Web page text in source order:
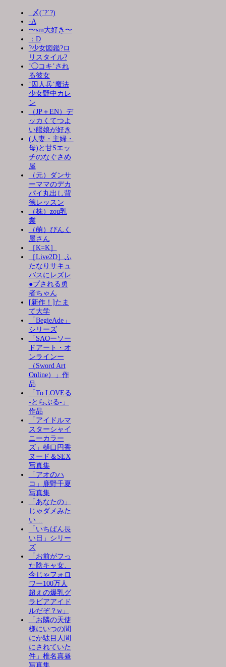
_〆(´?`?)
-A
〜sm大好き〜
：D
?少女図鑑?ロ
リスタイル?
’◯コキ’され
る彼女
’囚人兵’魔法
少女野中カレ
ン
（JP＋EN）デ
ッカくてつよ
い艦娘が好き
(人妻・主婦・
母)と甘Sエッ
チのなぐさめ
屋
（元）ダンサ
ーママのデカ
パイ丸出し背
徳レッスン
（株）zou乳
業
（萌）ぴんく
屋さん
［K=K］
［Live2D］ふ
たなりサキュ
バスにレズレ
●プされる勇
者ちゃん
[新作！]たま
て大学
「BegieAde」
シリーズ
「SAOーソー
ドアート・オ
ンラインー
（Sword Art
Online）」作
品
「To LOVEる
-とらぶる-」
作品
「アイドルマ
スターシャイ
ニーカラー
ズ」樋口円香
ヌード＆SEX
写真集
「アオのハ
コ」鹿野千夏
写真集
「あなたの」
じゃダメみた
い…
「いちばん長
い日」シリー
ズ
「お前がフっ
た陰キャ女、
今じゃフォロ
ワー100万人
超えの爆乳グ
ラビアアイド
ルだぞ？w」
「お隣の天使
様にいつの間
にか駄目人間
にされていた
件」椎名真昼
写真集